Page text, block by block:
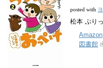
posted with
松本 ぷり
Amazon
図書館